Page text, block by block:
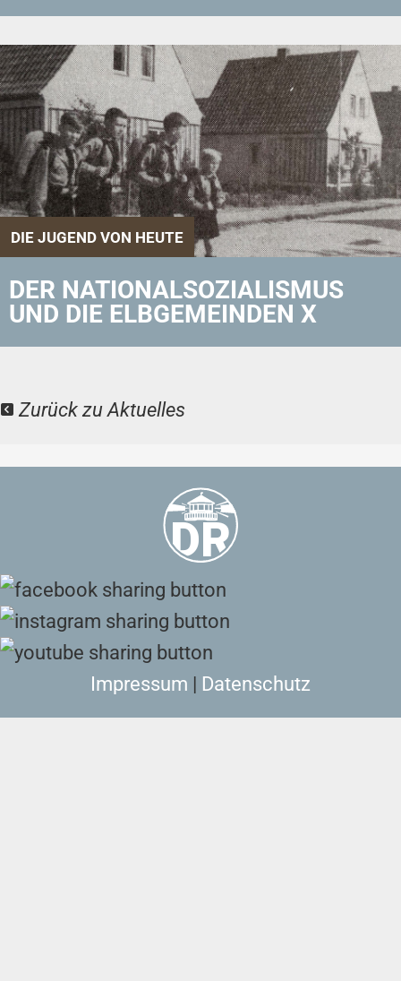
DIE JUGEND VON HEUTE
DER NATIONALSOZIALISMUS
UND DIE ELBGEMEINDEN X
Zurück zu Aktuelles
Impressum | Datenschutz